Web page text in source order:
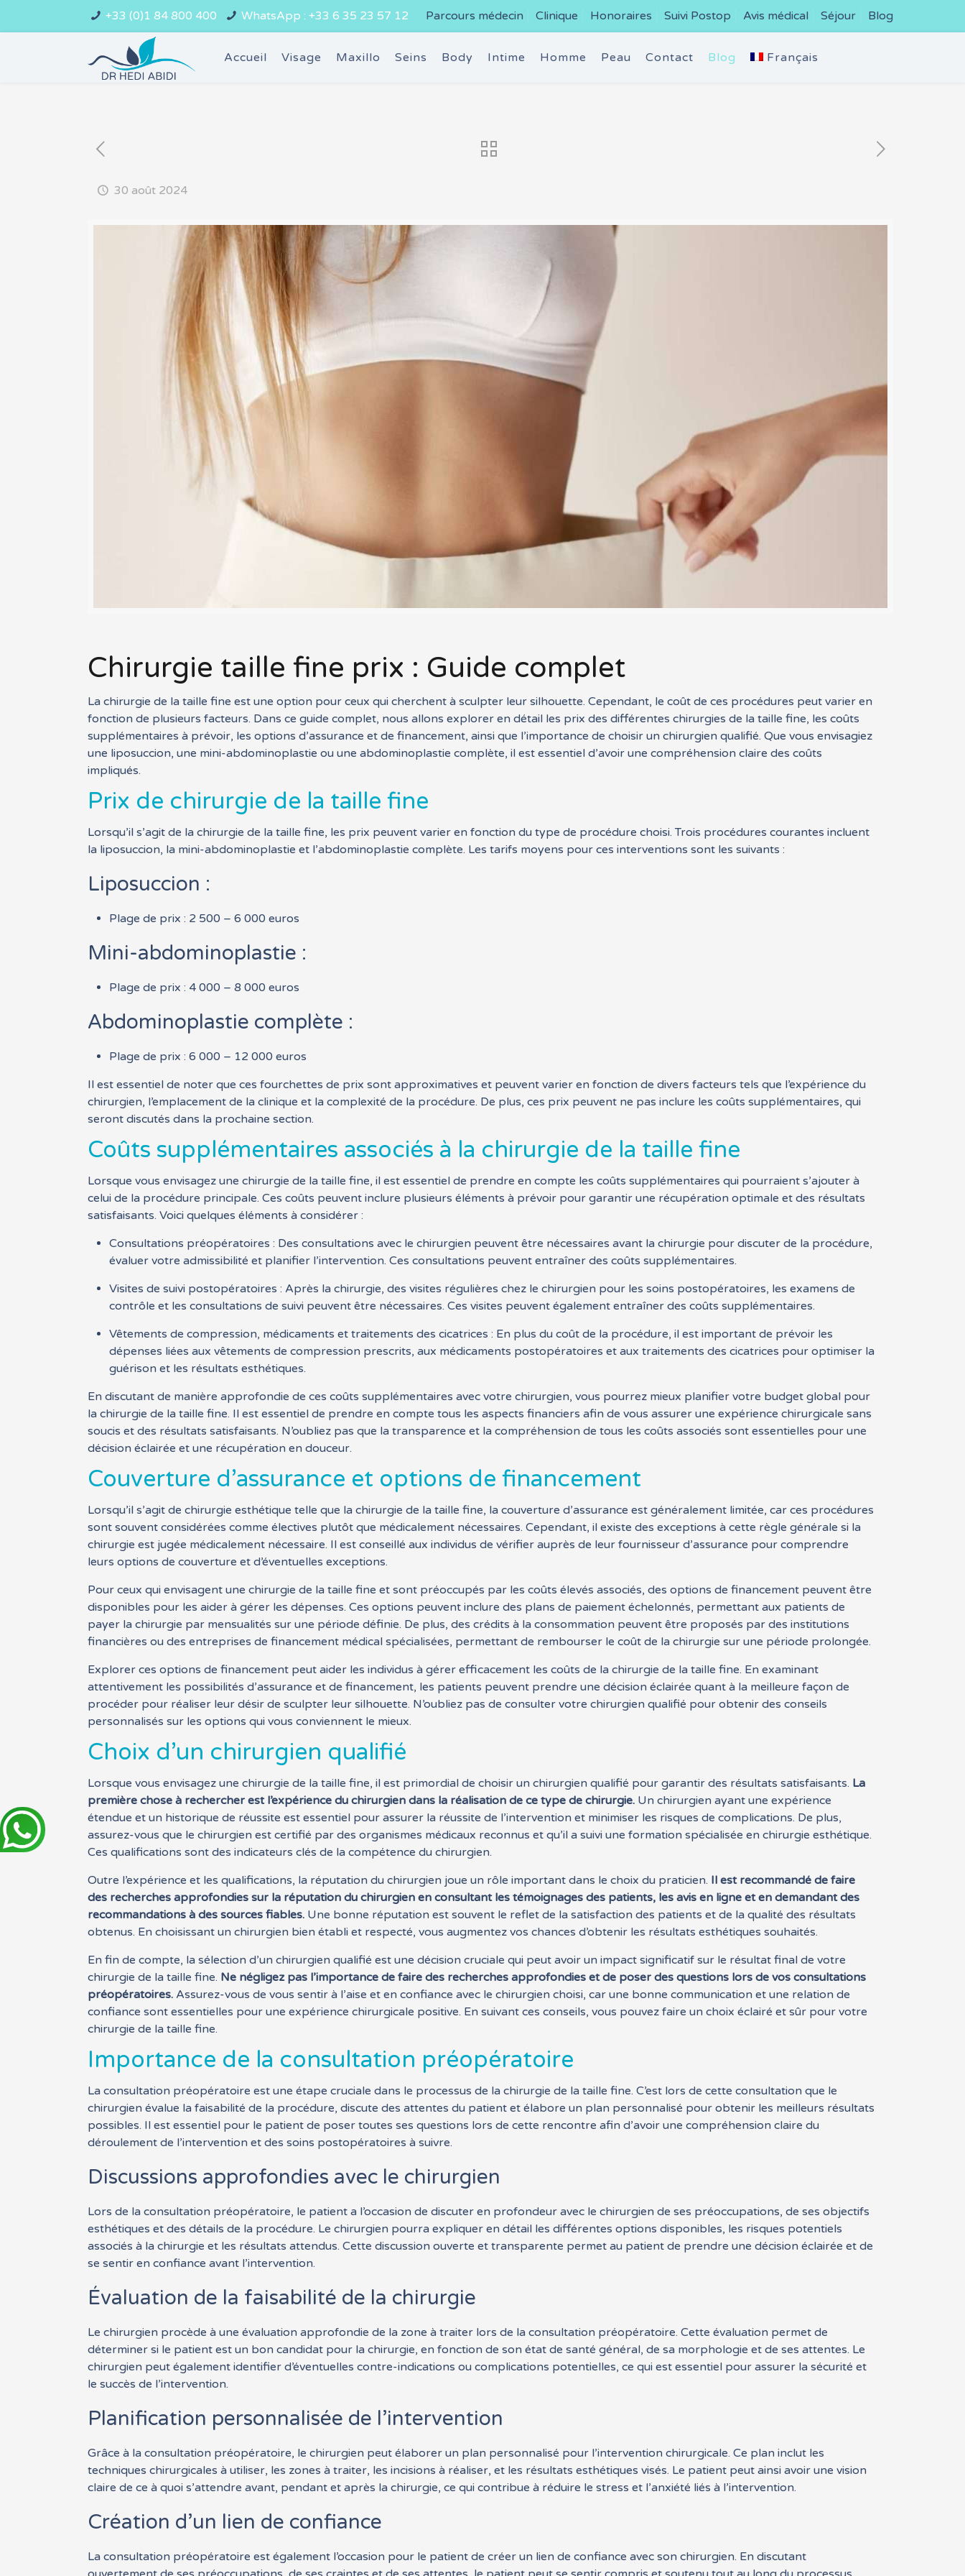
+33 (0)1 84 800 400 WhatsApp : +33 6 35 23 57 12 Parcours médecin Clinique Honoraires Suivi Postop Avis médical Séjour Blog
Accueil Visage Maxillo Seins Body Intime Homme Peau Contact Blog Français
30 août 2024
Chirurgie taille fine prix : Guide complet
La chirurgie de la taille fine est une option pour ceux qui cherchent à sculpter leur silhouette. Cependant, le coût de ces procédures peut varier en
fonction de plusieurs facteurs. Dans ce guide complet, nous allons explorer en détail les prix des différentes chirurgies de la taille fine, les coûts
supplémentaires à prévoir, les options d’assurance et de financement, ainsi que l’importance de choisir un chirurgien qualifié. Que vous envisagiez
une liposuccion, une mini-abdominoplastie ou une abdominoplastie complète, il est essentiel d’avoir une compréhension claire des coûts
impliqués.
Prix de chirurgie de la taille fine
Lorsqu’il s’agit de la chirurgie de la taille fine, les prix peuvent varier en fonction du type de procédure choisi. Trois procédures courantes incluent
la liposuccion, la mini-abdominoplastie et l’abdominoplastie complète. Les tarifs moyens pour ces interventions sont les suivants :
Liposuccion :
Plage de prix : 2 500 – 6 000 euros
Mini-abdominoplastie :
Plage de prix : 4 000 – 8 000 euros
Abdominoplastie complète :
Plage de prix : 6 000 – 12 000 euros
Il est essentiel de noter que ces fourchettes de prix sont approximatives et peuvent varier en fonction de divers facteurs tels que l’expérience du
chirurgien, l’emplacement de la clinique et la complexité de la procédure. De plus, ces prix peuvent ne pas inclure les coûts supplémentaires, qui
seront discutés dans la prochaine section.
Coûts supplémentaires associés à la chirurgie de la taille fine
Lorsque vous envisagez une chirurgie de la taille fine, il est essentiel de prendre en compte les coûts supplémentaires qui pourraient s’ajouter à
celui de la procédure principale. Ces coûts peuvent inclure plusieurs éléments à prévoir pour garantir une récupération optimale et des résultats
satisfaisants. Voici quelques éléments à considérer :
Consultations préopératoires : Des consultations avec le chirurgien peuvent être nécessaires avant la chirurgie pour discuter de la procédure,
évaluer votre admissibilité et planifier l’intervention. Ces consultations peuvent entraîner des coûts supplémentaires.
Visites de suivi postopératoires : Après la chirurgie, des visites régulières chez le chirurgien pour les soins postopératoires, les examens de
contrôle et les consultations de suivi peuvent être nécessaires. Ces visites peuvent également entraîner des coûts supplémentaires.
Vêtements de compression, médicaments et traitements des cicatrices : En plus du coût de la procédure, il est important de prévoir les
dépenses liées aux vêtements de compression prescrits, aux médicaments postopératoires et aux traitements des cicatrices pour optimiser la
guérison et les résultats esthétiques.
En discutant de manière approfondie de ces coûts supplémentaires avec votre chirurgien, vous pourrez mieux planifier votre budget global pour
la chirurgie de la taille fine. Il est essentiel de prendre en compte tous les aspects financiers afin de vous assurer une expérience chirurgicale sans
soucis et des résultats satisfaisants. N’oubliez pas que la transparence et la compréhension de tous les coûts associés sont essentielles pour une
décision éclairée et une récupération en douceur.
Couverture d’assurance et options de financement
Lorsqu’il s’agit de chirurgie esthétique telle que la chirurgie de la taille fine, la couverture d’assurance est généralement limitée, car ces procédures
sont souvent considérées comme électives plutôt que médicalement nécessaires. Cependant, il existe des exceptions à cette règle générale si la
chirurgie est jugée médicalement nécessaire. Il est conseillé aux individus de vérifier auprès de leur fournisseur d’assurance pour comprendre
leurs options de couverture et d’éventuelles exceptions.
Pour ceux qui envisagent une chirurgie de la taille fine et sont préoccupés par les coûts élevés associés, des options de financement peuvent être
disponibles pour les aider à gérer les dépenses. Ces options peuvent inclure des plans de paiement échelonnés, permettant aux patients de
payer la chirurgie par mensualités sur une période définie. De plus, des crédits à la consommation peuvent être proposés par des institutions
financières ou des entreprises de financement médical spécialisées, permettant de rembourser le coût de la chirurgie sur une période prolongée.
Explorer ces options de financement peut aider les individus à gérer efficacement les coûts de la chirurgie de la taille fine. En examinant
attentivement les possibilités d’assurance et de financement, les patients peuvent prendre une décision éclairée quant à la meilleure façon de
procéder pour réaliser leur désir de sculpter leur silhouette. N’oubliez pas de consulter votre chirurgien qualifié pour obtenir des conseils
personnalisés sur les options qui vous conviennent le mieux.
Choix d’un chirurgien qualifié
Lorsque vous envisagez une chirurgie de la taille fine, il est primordial de choisir un chirurgien qualifié pour garantir des résultats satisfaisants. La
première chose à rechercher est l’expérience du chirurgien dans la réalisation de ce type de chirurgie. Un chirurgien ayant une expérience
étendue et un historique de réussite est essentiel pour assurer la réussite de l’intervention et minimiser les risques de complications. De plus,
assurez-vous que le chirurgien est certifié par des organismes médicaux reconnus et qu’il a suivi une formation spécialisée en chirurgie esthétique.
Ces qualifications sont des indicateurs clés de la compétence du chirurgien.
Outre l’expérience et les qualifications, la réputation du chirurgien joue un rôle important dans le choix du praticien. Il est recommandé de faire
des recherches approfondies sur la réputation du chirurgien en consultant les témoignages des patients, les avis en ligne et en demandant des
recommandations à des sources fiables. Une bonne réputation est souvent le reflet de la satisfaction des patients et de la qualité des résultats
obtenus. En choisissant un chirurgien bien établi et respecté, vous augmentez vos chances d’obtenir les résultats esthétiques souhaités.
En fin de compte, la sélection d’un chirurgien qualifié est une décision cruciale qui peut avoir un impact significatif sur le résultat final de votre
chirurgie de la taille fine. Ne négligez pas l’importance de faire des recherches approfondies et de poser des questions lors de vos consultations
préopératoires. Assurez-vous de vous sentir à l’aise et en confiance avec le chirurgien choisi, car une bonne communication et une relation de
confiance sont essentielles pour une expérience chirurgicale positive. En suivant ces conseils, vous pouvez faire un choix éclairé et sûr pour votre
chirurgie de la taille fine.
Importance de la consultation préopératoire
La consultation préopératoire est une étape cruciale dans le processus de la chirurgie de la taille fine. C’est lors de cette consultation que le
chirurgien évalue la faisabilité de la procédure, discute des attentes du patient et élabore un plan personnalisé pour obtenir les meilleurs résultats
possibles. Il est essentiel pour le patient de poser toutes ses questions lors de cette rencontre afin d’avoir une compréhension claire du
déroulement de l’intervention et des soins postopératoires à suivre.
Discussions approfondies avec le chirurgien
Lors de la consultation préopératoire, le patient a l’occasion de discuter en profondeur avec le chirurgien de ses préoccupations, de ses objectifs
esthétiques et des détails de la procédure. Le chirurgien pourra expliquer en détail les différentes options disponibles, les risques potentiels
associés à la chirurgie et les résultats attendus. Cette discussion ouverte et transparente permet au patient de prendre une décision éclairée et de
se sentir en confiance avant l’intervention.
Évaluation de la faisabilité de la chirurgie
Le chirurgien procède à une évaluation approfondie de la zone à traiter lors de la consultation préopératoire. Cette évaluation permet de
déterminer si le patient est un bon candidat pour la chirurgie, en fonction de son état de santé général, de sa morphologie et de ses attentes. Le
chirurgien peut également identifier d’éventuelles contre-indications ou complications potentielles, ce qui est essentiel pour assurer la sécurité et
le succès de l’intervention.
Planification personnalisée de l’intervention
Grâce à la consultation préopératoire, le chirurgien peut élaborer un plan personnalisé pour l’intervention chirurgicale. Ce plan inclut les
techniques chirurgicales à utiliser, les zones à traiter, les incisions à réaliser, et les résultats esthétiques visés. Le patient peut ainsi avoir une vision
claire de ce à quoi s’attendre avant, pendant et après la chirurgie, ce qui contribue à réduire le stress et l’anxiété liés à l’intervention.
Création d’un lien de confiance
La consultation préopératoire est également l’occasion pour le patient de créer un lien de confiance avec son chirurgien. En discutant